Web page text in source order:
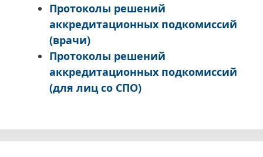
Протоколы решений
аккредитационных подкомиссий
(врачи)
Протоколы решений
аккредитационных подкомиссий
(для лиц со СПО)